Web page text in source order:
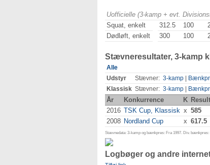
Uofficielle (3-kamp + evt.
Squat, enkelt
312.5 100
Dødløft, enkelt
300 100
Stævneresultater, 3-kamp
Alle
Udstyr
Stævner: 3-kamp
Klassisk Stævner: 3-kamp
År Konkurrence K
2016 TSK Cup, Klassisk x 585
2008 Nordland Cup x 617.5
Stævnedata: 3-kamp og bænkpres: Fra 1997. Div.
Logbøger og andre